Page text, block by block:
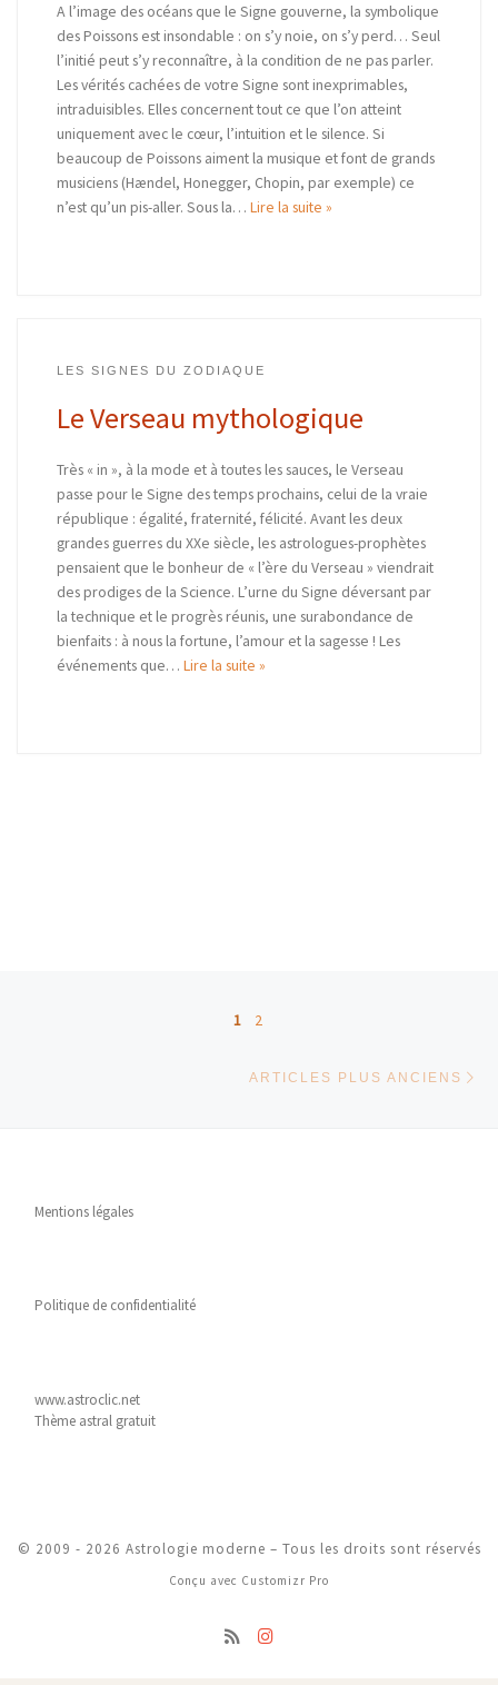
A l’image des océans que le Signe gouverne, la symbolique
des Poissons est insondable : on s’y noie, on s’y perd… Seul
l’initié peut s’y reconnaître, à la condition de ne pas parler.
Les vérités cachées de votre Signe sont inexprimables,
intraduisibles. Elles concernent tout ce que l’on atteint
uniquement avec le cœur, l’intuition et le silence. Si
beaucoup de Poissons aiment la musique et font de grands
musiciens (Hændel, Honegger, Chopin, par exemple) ce
n’est qu’un pis-aller. Sous la… Lire la suite »
LES SIGNES DU ZODIAQUE
Le Verseau mythologique
Très « in », à la mode et à toutes les sauces, le Verseau
passe pour le Signe des temps prochains, celui de la vraie
république : égalité, fraternité, félicité. Avant les deux
grandes guerres du XXe siècle, les astrologues-prophètes
pensaient que le bonheur de « l’ère du Verseau » viendrait
des prodiges de la Science. L’urne du Signe déversant par
la technique et le progrès réunis, une surabondance de
bienfaits : à nous la fortune, l’amour et la sagesse ! Les
événements que… Lire la suite »
1 2
ARTICLES PLUS ANCIENS
Mentions légales
Politique de confidentialité
www.astroclic.net
Thème astral gratuit
© 2009 - 2026 Astrologie moderne – Tous les droits sont réservés
Conçu avec Customizr Pro